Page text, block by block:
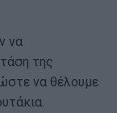
να
της
να θέλουμε